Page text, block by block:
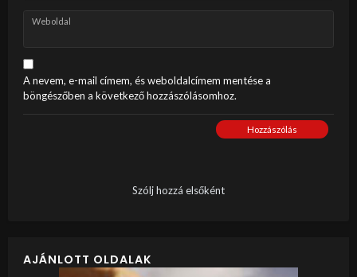
Weboldal
A nevem, e-mail címem, és weboldalcímem mentése a
böngészőben a következő hozzászólásomhoz.
Hozzászólás
Szólj hozzá elsőként
AJÁNLOTT OLDALAK